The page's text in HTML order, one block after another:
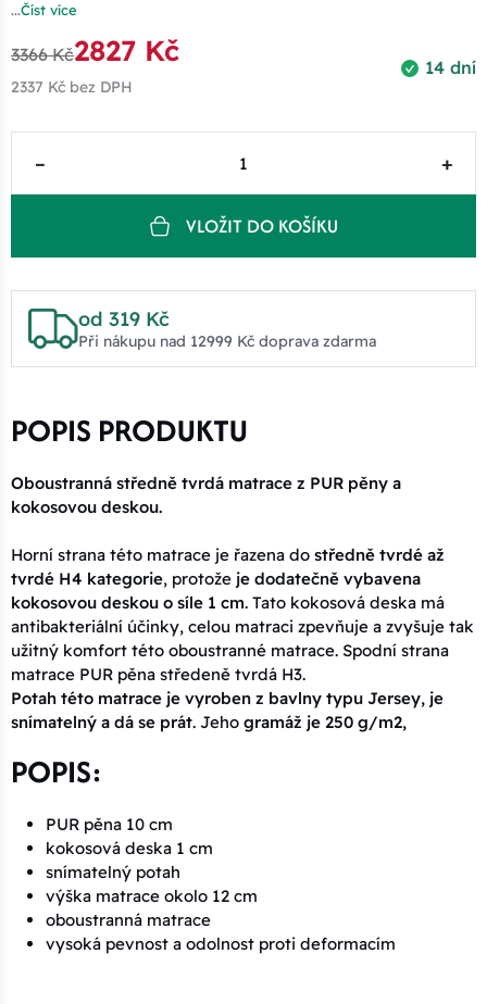
...Číst více
14 dní
3366 Kč2827 Kč
2337 Kč bez DPH
– +
VLOŽIT DO KOŠÍKU
od 319 Kč
Při nákupu nad 12999 Kč doprava zdarma
POPIS PRODUKTU
Oboustranná středně tvrdá matrace z PUR pěny a
kokosovou deskou.
Horní strana této matrace je řazena do středně tvrdé až
tvrdé H4 kategorie, protože je dodatečně vybavena
kokosovou deskou o síle 1 cm. Tato kokosová deska má
antibakteriální účinky, celou matraci zpevňuje a zvyšuje tak
užitný komfort této oboustranné matrace. Spodní strana
matrace PUR pěna středeně tvrdá H3.
Potah této matrace je vyroben z bavlny typu Jersey, je
snímatelný a dá se prát. Jeho gramáž je 250 g/m2,
POPIS:
PUR pěna 10 cm
kokosová deska 1 cm
snímatelný potah
výška matrace okolo 12 cm
oboustranná matrace
vysoká pevnost a odolnost proti deformacím